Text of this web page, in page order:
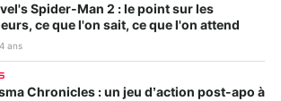
Spider-Man 2 : le point sur les
ce que l'on sait, ce que l'on attend
ans
Chronicles : un jeu d’action post-apo à